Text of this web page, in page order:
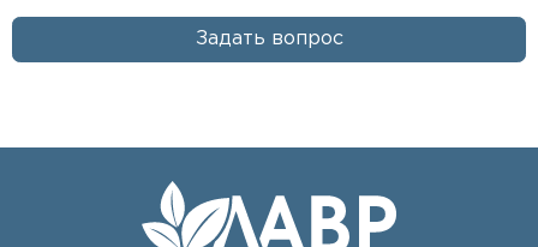
Задать вопрос